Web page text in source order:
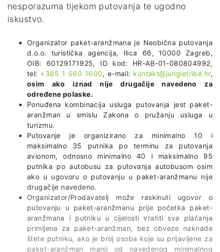
nesporazuma tijekom putovanja te ugodno
iskustvo.
Organizator paket-aranžmana je Neobična putovanja
d.o.o. turistička agencija, Ilica 66, 10000 Zagreb,
OIB: 60129171925, ID kod: HR-AB-01-080804992,
tel: +385 1 560 1600, e-mail: kontakt@jungletribe.hr,
osim ako iznad nije drugačije navedeno za
određene polaske.
Ponuđena kombinacija usluga putovanja jest paket-
aranžman u smislu Zakona o pružanju usluga u
turizmu.
Putovanje je organizirano za minimalno 10 i
maksimalno 35 putnika po terminu za putovanja
avionom, odnosno minimalno 40 i maksimalno 95
putnika po autobusu za putovanja autobusom osim
ako u ugovoru o putovanju u paket-aranžmanu nije
drugačije navedeno.
Organizator/Prodavatelj može raskinuti ugovor o
putovanju u paket-aranžmanu prije početka paket-
aranžmana i putniku u cijelosti vratiti sva plaćanja
primljena za paket-aranžman, bez obveze naknade
štete putniku, ako je broj osoba koje su prijavljene za
paket-aranžman manji od navedenog minimalnog